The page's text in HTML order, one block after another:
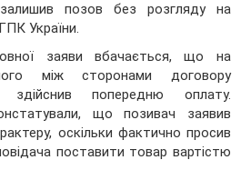
залишив позов без розгляду на
України.
заяви вбачається, що на
між сторонами договору
здійснив попередню оплату.
що позивач заявив
оскільки фактично просив
поставити товар вартістю